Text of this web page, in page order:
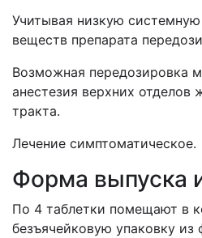
Учитывая низкую
веществ препарата
Возможная передозировка
анестезия верхних отделов
тракта.
Лечение симптоматическое.
Форма выпуска
По 4 таблетки помещают в
безъячейковую упаковку